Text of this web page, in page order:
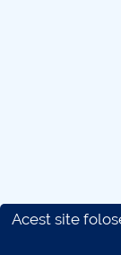
Acest site